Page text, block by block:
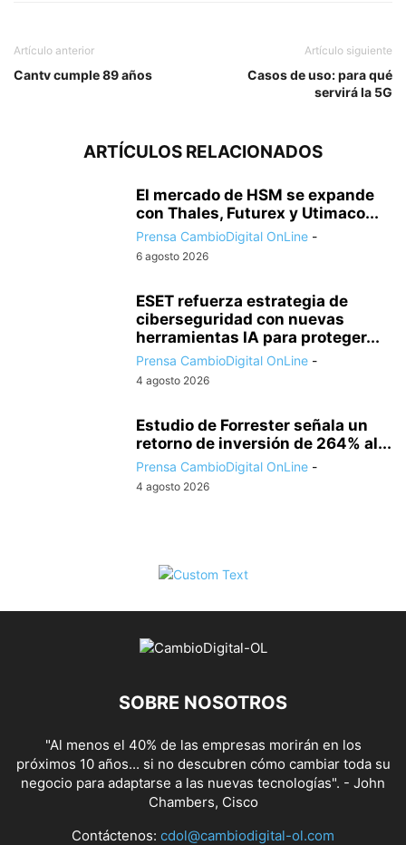
Artículo anterior
Cantv cumple 89 años
Artículo siguiente
Casos de uso: para qué
servirá la 5G
ARTÍCULOS RELACIONADOS
El mercado de HSM se expande
con Thales, Futurex y Utimaco...
Prensa CambioDigital OnLine -
6 agosto 2026
ESET refuerza estrategia de
ciberseguridad con nuevas
herramientas IA para proteger...
Prensa CambioDigital OnLine -
4 agosto 2026
Estudio de Forrester señala un
retorno de inversión de 264% al...
Prensa CambioDigital OnLine -
4 agosto 2026
SOBRE NOSOTROS
"Al menos el 40% de las empresas morirán en los
próximos 10 años... si no descubren cómo cambiar toda su
negocio para adaptarse a las nuevas tecnologías". - John
Chambers, Cisco
Contáctenos: cdol@cambiodigital-ol.com